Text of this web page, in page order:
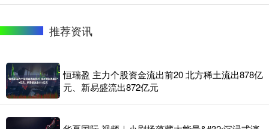
推荐资讯
恒瑞盈 主力个股资金流出前20 北方稀土流出878亿
元、新易盛流出872亿元